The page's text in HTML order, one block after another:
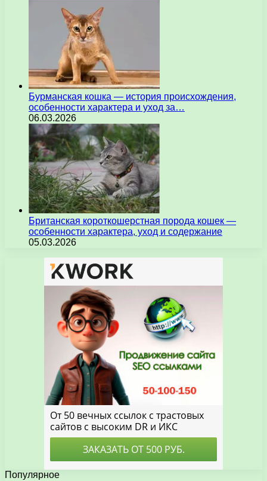
Бурманская кошка — история происхождения,
особенности характера и уход за…
06.03.2026
Британская короткошерстная порода кошек —
особенности характера, уход и содержание
05.03.2026
Популярное